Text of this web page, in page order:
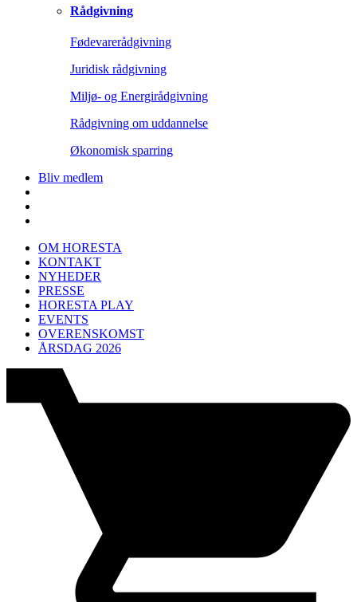
Rådgivning
Fødevarerådgivning
Juridisk rådgivning
Miljø- og Energirådgivning
Rådgivning om uddannelse
Økonomisk sparring
Bliv medlem
OM HORESTA
KONTAKT
NYHEDER
PRESSE
HORESTA PLAY
EVENTS
OVERENSKOMST
ÅRSDAG 2026